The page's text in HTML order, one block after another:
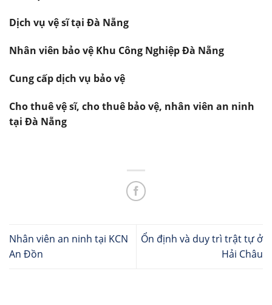
Dịch vụ vệ sĩ tại Đà Nẵng
Nhân viên bảo vệ Khu Công Nghiệp Đà Nẵng
Cung cấp dịch vụ bảo vệ
Cho thuê vệ sĩ, cho thuê bảo vệ, nhân viên an ninh
tại Đà Nẵng
Nhân viên an ninh tại KCN
An Đồn
Ổn định và duy trì trật tự ở
Hải Châu